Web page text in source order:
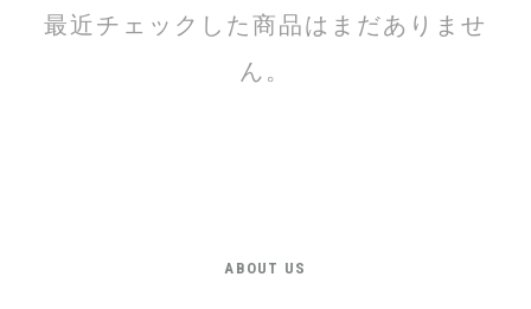
最近チェックした商品はまだありませ
ん。
ABOUT US